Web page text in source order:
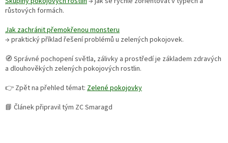
růstových formách.
Jak zachránit přemokřenou monsteru
→ praktický příklad řešení problémů u zelených pokojovek.
🧭 Správné pochopení světla, zálivky a prostředí je základem zdravých
a dlouhověkých zelených pokojových rostlin.
👉 Zpět na přehled témat: Zelené pokojovky
📘 Článek připravil tým ZC Smaragd